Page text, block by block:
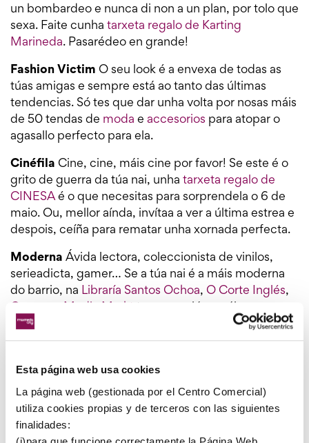
Esta página web usa cookies
La página web (gestionada por el Centro Comercial)
utiliza cookies propias y de terceros con las siguientes
finalidades:
un bombardeo e nunca di non a un plan, por tolo que
sexa. Faite cunha tarxeta regalo de Karting
Marineda. Pasarédeo en grande!
Fashion Victim O seu look é a envexa de todas as
túas amigas e sempre está ao tanto das últimas
tendencias. Só tes que dar unha volta por nosas máis
de 50 tendas de moda e accesorios para atopar o
agasallo perfecto para ela.
Cinéfila Cine, cine, máis cine por favor! Se este é o
grito de guerra da túa nai, unha tarxeta regalo de
CINESAé o que necesitas para sorprendela o 6 de
maio. Ou, mellor aínda, invítaa a ver a última estrea e
despois, ceíña para rematar unha xornada perfecta.
Moderna Ávida lectora, coleccionista de vinilos,
serieadicta, gamer… Se a túa nai é a máis moderna
do barrio, na Libraría Santos Ochoa, O Corte Inglés,
interesantes para acertar seguro.
familia. Fai que a comida deste día sexa inesquecible